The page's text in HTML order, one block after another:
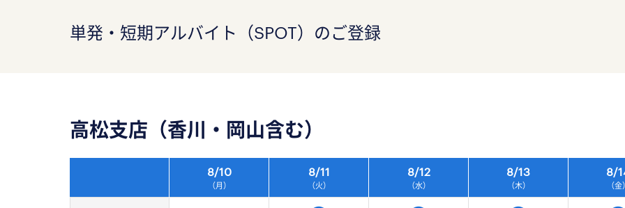
単発・短期アルバイト（SPOT）のご登録
高松支店（香川・岡山含む）
8/10
（月）
8/11
（火）
8/12
（水）
8/13
（木）
8/
（金）